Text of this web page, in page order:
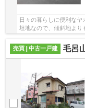
日々の暮らしに便利な
坦地なので、傾斜地より
480万円と好条件です。
売買 | 中古一戸建
毛呂